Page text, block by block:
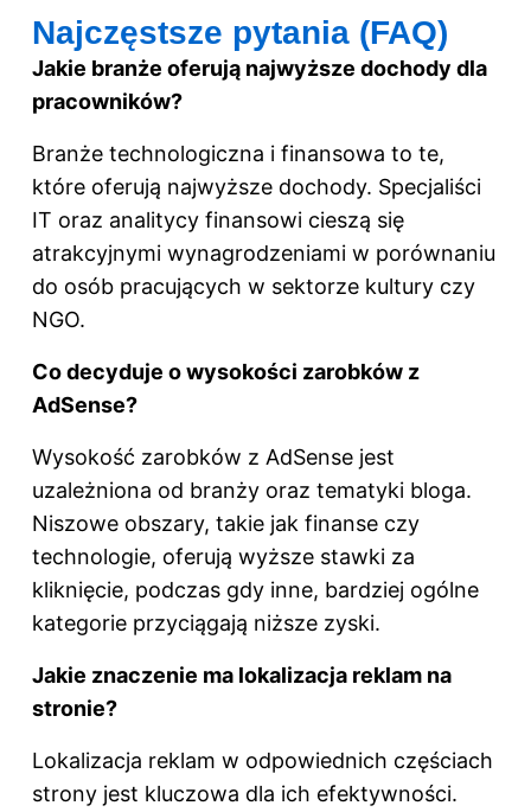
Najczęstsze pytania (FAQ)
Jakie branże oferują najwyższe dochody dla
pracowników?
Branże technologiczna i finansowa to te,
które oferują najwyższe dochody. Specjaliści
IT oraz analitycy finansowi cieszą się
atrakcyjnymi wynagrodzeniami w porównaniu
do osób pracujących w sektorze kultury czy
NGO.
Co decyduje o wysokości zarobków z
AdSense?
Wysokość zarobków z AdSense jest
uzależniona od branży oraz tematyki bloga.
Niszowe obszary, takie jak finanse czy
technologie, oferują wyższe stawki za
kliknięcie, podczas gdy inne, bardziej ogólne
kategorie przyciągają niższe zyski.
Jakie znaczenie ma lokalizacja reklam na
stronie?
Lokalizacja reklam w odpowiednich częściach
strony jest kluczowa dla ich efektywności.